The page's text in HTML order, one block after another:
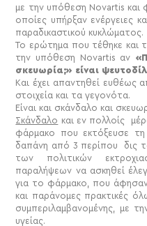
με την υπόθεση Novartis και
οποίες υπήρξαν ενέργειες
παραδικαστικού κυκλώματος.
Το ερώτημα που τέθηκε και
την υπόθεση Novartis αν
σκευωρία;» είναι
Και έχει απαντηθεί ευθέως
στοιχεία και τα γεγονότα.
Είναι και σκάνδαλο και
Σκάνδαλο και εν πολλοίς
φάρμακο που εκτόξευσε τη
δαπάνη από 3 περίπου δις
των πολιτικών
παραλήψεων να ασκηθεί
για το φάρμακο, που άφησαν
και παράνομες πρακτικές
συμπεριλαμβανομένης, με
υγείας.